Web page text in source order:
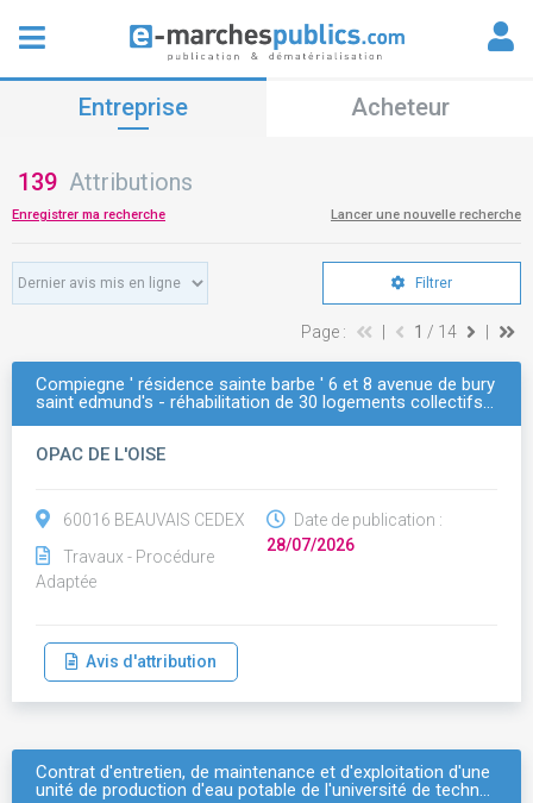
Entreprise Acheteur
139 Attributions
Enregistrer ma recherche Lancer une nouvelle recherche
Filtrer
Page : 1 / 14
Compiegne ' résidence sainte barbe ' 6 et 8 avenue de bury
saint edmund's - réhabilitation de 30 logements collectifs…
OPAC DE L'OISE
60016 BEAUVAIS CEDEX
Travaux - Procédure
Adaptée
Date de publication :
28/07/2026
Avis d'attribution
Contrat d'entretien, de maintenance et d'exploitation d'une
unité de production d'eau potable de l'université de techn…